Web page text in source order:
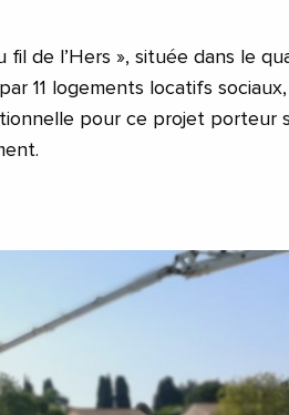
fil de l’Hers », située dans le
11 logements locatifs sociaux,
pour ce projet porteur